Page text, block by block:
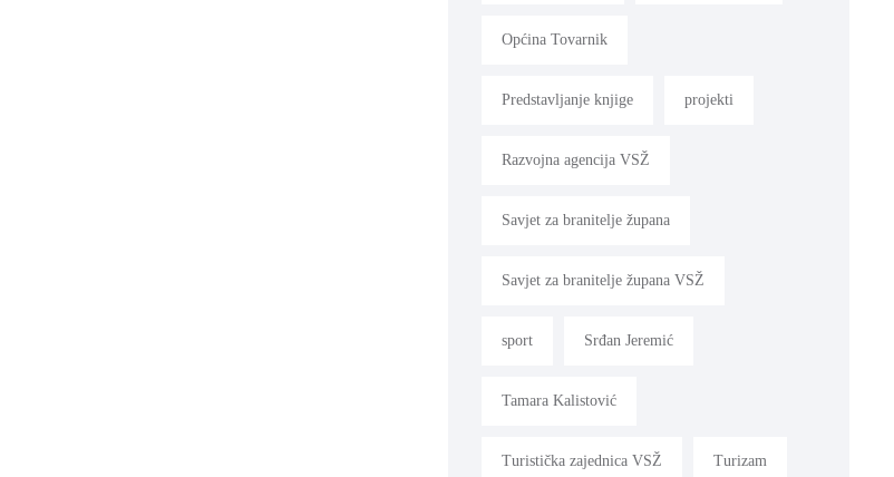
Općina Tovarnik
Predstavljanje knjige projekti
Razvojna agencija VSŽ
Savjet za branitelje župana
Savjet za branitelje župana VSŽ
sport Srđan Jeremić
Tamara Kalistović
Turistička zajednica VSŽ Turizam